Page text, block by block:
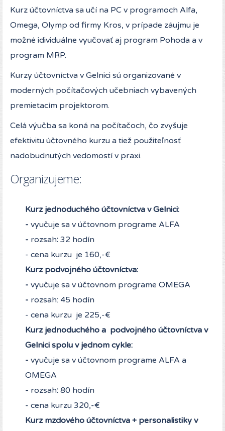
Kurz účtovníctva sa učí na PC v programoch Alfa,
Omega, Olymp od firmy Kros, v prípade záujmu je
možné idividuálne vyučovať aj program Pohoda a v
program MRP.
Kurzy účtovníctva v Gelnici sú organizované v
moderných počítačových učebniach vybavených
premietacím projektorom.
Celá výučba sa koná na počítačoch, čo zvyšuje
efektivitu účtovného kurzu a tiež použiteľnosť
nadobudnutých vedomostí v praxi.
Organizujeme:
Kurz jednoduchého účtovníctva v Gelnici:
- vyučuje sa v účtovnom programe ALFA
- rozsah: 32 hodín
- cena kurzu je 160,-€
Kurz podvojného účtovníctva:
- vyučuje sa v účtovnom programe OMEGA
- rozsah: 45 hodín
- cena kurzu je 225,-€
Kurz jednoduchého a podvojného účtovníctva v
Gelnici spolu v jednom cykle:
- vyučuje sa v účtovnom programe ALFA a
OMEGA
- rozsah: 80 hodín
- cena kurzu 320,-€
Kurz mzdového účtovníctva + personalistiky v